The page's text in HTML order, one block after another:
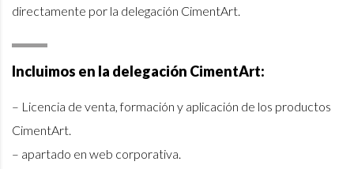
directamente por la delegación CimentArt.
Incluimos en la delegación CimentArt:
– Licencia de venta, formación y aplicación de los productos
CimentArt.
– apartado en web corporativa.